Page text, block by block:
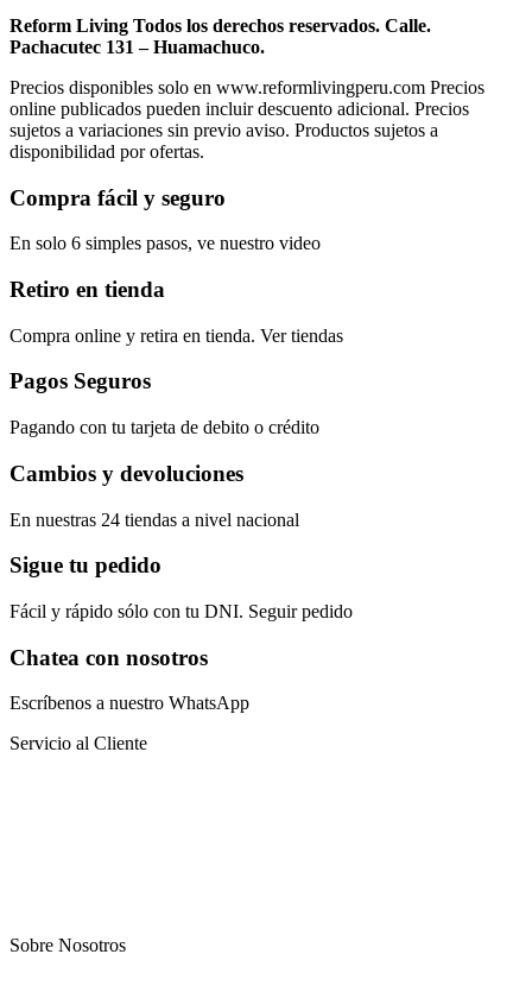
Reform Living Todos los derechos reservados. Calle.
Pachacutec 131 – Huamachuco.
Precios disponibles solo en www.reformlivingperu.com Precios
online publicados pueden incluir descuento adicional. Precios
sujetos a variaciones sin previo aviso. Productos sujetos a
disponibilidad por ofertas.
Compra fácil y seguro
En solo 6 simples pasos, ve nuestro video
Retiro en tienda
Compra online y retira en tienda. Ver tiendas
Pagos Seguros
Pagando con tu tarjeta de debito o crédito
Cambios y devoluciones
En nuestras 24 tiendas a nivel nacional
Sigue tu pedido
Fácil y rápido sólo con tu DNI. Seguir pedido
Chatea con nosotros
Escríbenos a nuestro WhatsApp
Servicio al Cliente
Sobre Nosotros